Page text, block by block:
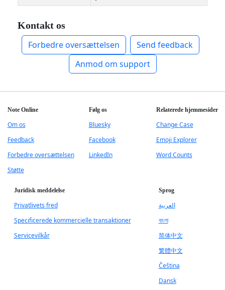
Kontakt os
Forbedre oversættelsen
Send feedback
Anmod om support
Note Online
Om os
Feedback
Forbedre oversættelsen
Støtte
Følg os
Bluesky
Facebook
LinkedIn
Relaterede hjemmesider
Change Case
Emoji Explorer
Word Counts
Juridisk meddelelse
Privatlivets fred
Specificerede kommercielle transaktioner
Servicevilkår
Sprog
العربية
বাংলা
简体中文
繁體中文
Čeština
Dansk